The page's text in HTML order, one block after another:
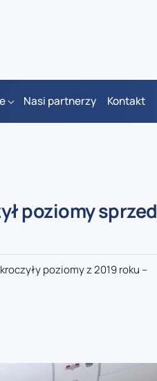
Nasi partnerzy Kontakt
poziomy sprzed
poziomy z 2019 roku –